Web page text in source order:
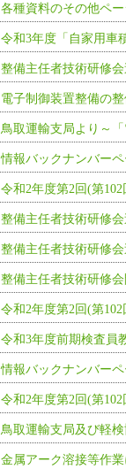
各種資料のその他ペー
令和3年度「自家用車
整備主任者技術研修
電子制御装置整備の
鳥取運輸支局より～
情報バックナンバーペ
令和2年度第2回(第
整備主任者技術研修
整備主任者技術研修
整備主任者技術研修
令和2年度第2回(第
令和3年度前期検査員
情報バックナンバーペ
令和2年度第2回(第
鳥取運輸支局及び軽
金属アーク溶接等作